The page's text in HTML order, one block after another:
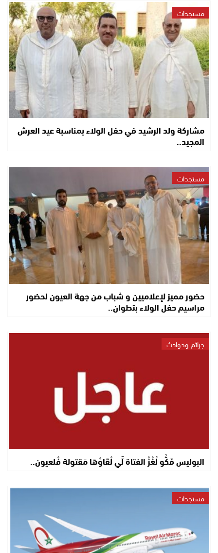
مستجدات
مشاركة ولد الرشيد في حفل الولاء بمناسبة عيد العرش
المجيد..
مستجدات
حضور مميز لإعلاميين و شباب من جهة العيون لحضور
مراسيم حفل الولاء بتطوان..
جرائم وحوادث
البوليس فَكُّو لُغْزْ الفتاة لِّي لْقَاوْهَا مَقتولة فْلعيون..
مستجدات